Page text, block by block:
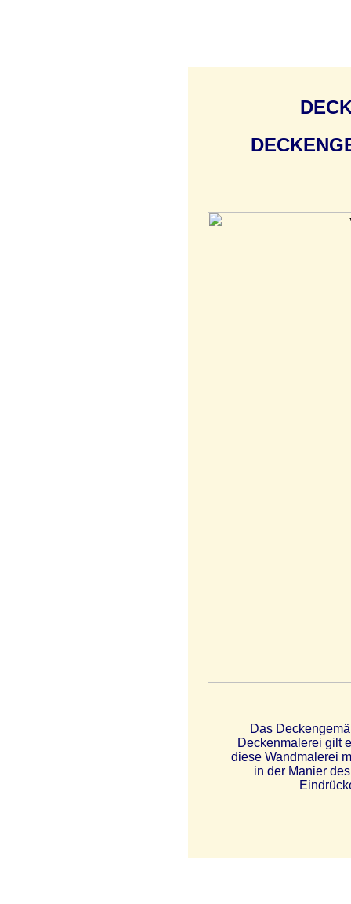
Das
Deckenmalerei gilt
diese Wandmalerei
in der Manier